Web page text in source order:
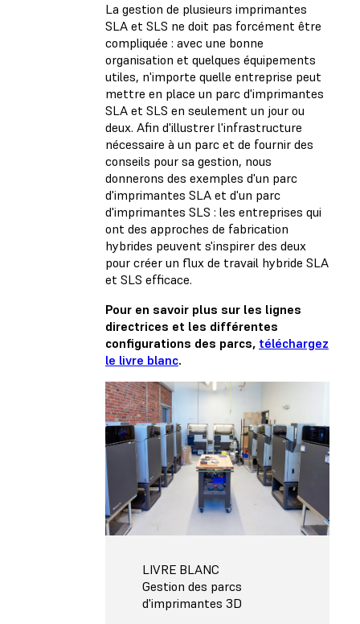
La gestion de plusieurs imprimantes
SLA et SLS ne doit pas forcément être
compliquée : avec une bonne
organisation et quelques équipements
utiles, n'importe quelle entreprise peut
mettre en place un parc d'imprimantes
SLA et SLS en seulement un jour ou
deux. Afin d'illustrer l'infrastructure
nécessaire à un parc et de fournir des
conseils pour sa gestion, nous
donnerons des exemples d'un parc
d'imprimantes SLA et d'un parc
d'imprimantes SLS : les entreprises qui
ont des approches de fabrication
hybrides peuvent s'inspirer des deux
pour créer un flux de travail hybride SLA
et SLS efficace.
Pour en savoir plus sur les lignes
directrices et les différentes
configurations des parcs, téléchargez
le livre blanc.
LIVRE BLANC
Gestion des parcs
d'imprimantes 3D